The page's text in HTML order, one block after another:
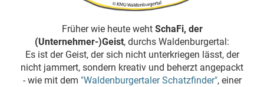
Früher wie heute weht SchaFi, der
(Unternehmer-)Geist, durchs Waldenburgertal:
Es ist der Geist, der sich nicht unterkriegen lässt, der
nicht jammert, sondern kreativ und beherzt angepackt
- wie mit dem "Waldenburgertaler Schatzfinder", einer